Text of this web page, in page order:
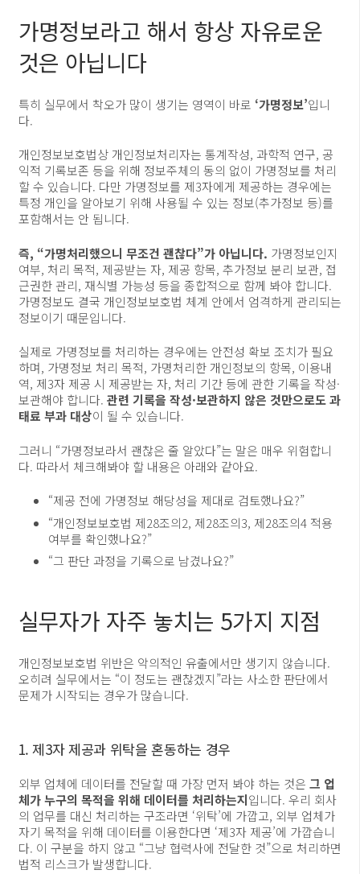
가명정보라고 해서 항상 자유로운
것은 아닙니다
특히 실무에서 착오가 많이 생기는 영역이 바로 ‘가명정보’입니
다.
개인정보보호법상 개인정보처리자는 통계작성, 과학적 연구, 공
익적 기록보존 등을 위해 정보주체의 동의 없이 가명정보를 처리
할 수 있습니다. 다만 가명정보를 제3자에게 제공하는 경우에는
특정 개인을 알아보기 위해 사용될 수 있는 정보(추가정보 등)를
포함해서는 안 됩니다.
즉, “가명처리했으니 무조건 괜찮다”가 아닙니다. 가명정보인지
여부, 처리 목적, 제공받는 자, 제공 항목, 추가정보 분리 보관, 접
근권한 관리, 재식별 가능성 등을 종합적으로 함께 봐야 합니다.
가명정보도 결국 개인정보보호법 체계 안에서 엄격하게 관리되는
정보이기 때문입니다.
실제로 가명정보를 처리하는 경우에는 안전성 확보 조치가 필요
하며, 가명정보 처리 목적, 가명처리한 개인정보의 항목, 이용내
역, 제3자 제공 시 제공받는 자, 처리 기간 등에 관한 기록을 작성·
보관해야 합니다. 관련 기록을 작성·보관하지 않은 것만으로도 과
태료 부과 대상이 될 수 있습니다.
그러니 “가명정보라서 괜찮은 줄 알았다”는 말은 매우 위험합니
다. 따라서 체크해봐야 할 내용은 아래와 같아요.
“제공 전에 가명정보 해당성을 제대로 검토했나요?”
“개인정보보호법 제28조의2, 제28조의3, 제28조의4 적용
여부를 확인했나요?”
“그 판단 과정을 기록으로 남겼나요?”
실무자가 자주 놓치는 5가지 지점
개인정보보호법 위반은 악의적인 유출에서만 생기지 않습니다.
오히려 실무에서는 “이 정도는 괜찮겠지”라는 사소한 판단에서
문제가 시작되는 경우가 많습니다.
1. 제3자 제공과 위탁을 혼동하는 경우
외부 업체에 데이터를 전달할 때 가장 먼저 봐야 하는 것은 그 업
체가 누구의 목적을 위해 데이터를 처리하는지입니다. 우리 회사
의 업무를 대신 처리하는 구조라면 ‘위탁’에 가깝고, 외부 업체가
자기 목적을 위해 데이터를 이용한다면 ‘제3자 제공’에 가깝습니
다. 이 구분을 하지 않고 “그냥 협력사에 전달한 것”으로 처리하면
법적 리스크가 발생합니다.